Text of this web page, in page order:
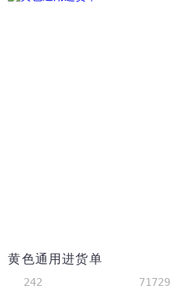
黄色通用进货单
242 71729